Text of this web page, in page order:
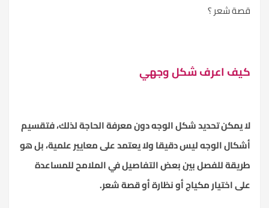
قصة شعر ؟
كيف اعرف شكل وجهي
لا يمكن تحديد شكل الوجه دون معرفة الحاجة لذلك، فتقسيم
أشكال الوجه ليس دقيقا ولا يعتمد على معايير علمية، بل هو
طريقة للفصل بين بعض التفاصيل في الملامح للمساعدة
على اختيار مكياج أو نظارة أو قصة شعر.